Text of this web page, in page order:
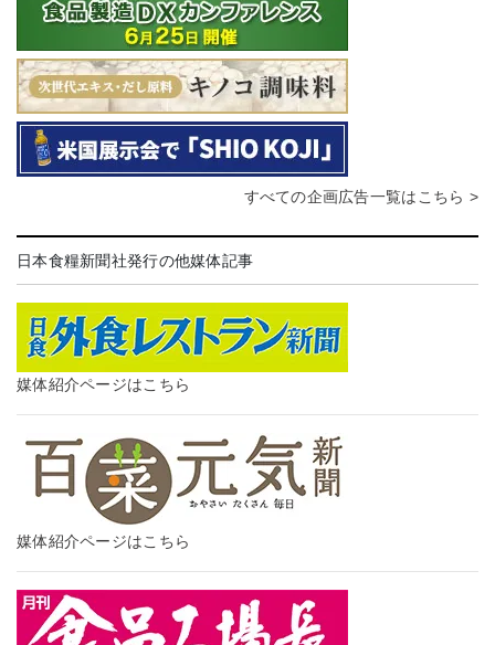
すべての企画広告一覧はこちら >
日本食糧新聞社発行の他媒体記事
媒体紹介ページはこちら
媒体紹介ページはこちら